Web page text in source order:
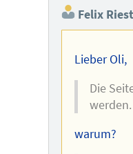
Felix
Lieber Oli,
Die
werden.
warum?